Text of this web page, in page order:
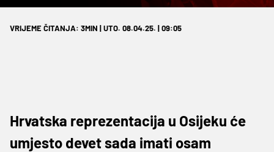
VRIJEME ČITANJA: 3MIN | UTO. 08.04.25. | 09:05
Hrvatska reprezentacija u Osijeku će
umjesto devet sada imati osam